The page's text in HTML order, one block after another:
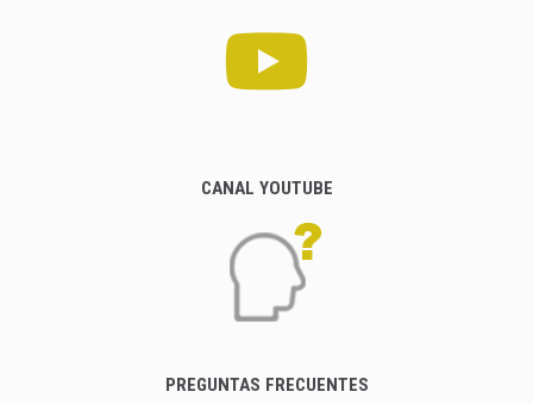
CANAL YOUTUBE
PREGUNTAS FRECUENTES